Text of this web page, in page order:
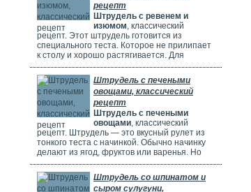
рецепт
Штрудель с ревенем и
изюмом, классический
рецепт. Этот штрудель готовится из
специального теста. Которое не прилипает
к столу и хорошо растягивается. Для
начинки мы взяли стебли ревеня. Они
придают выпечке кислый вкус и приятный
аромат, делают штрудель сочным и
вкусным. Можно добавить в начинку
клубнику, яблоки или грушу. Если
используете ягоды, посыпьте их ложкой
муки.
Штрудель с печеными
овощами, классический
рецепт
Штрудель с печеными
овощами, классический
рецепт. Штрудель — это вкусный рулет из
тонкого теста с начинкой. Обычно начинку
делают из ягод, фруктов или варенья. Но
можно использовать и солёные начинки с
грибами, сыром, мясом или овощами. В этом
рецепте начинка готовится из печёных
Штрудель со шпинатом и
сыром сулугуни,